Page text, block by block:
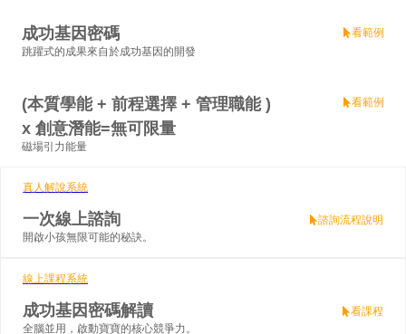
看範例
成功基因密碼
跳躍式的成果來自於成功基因的開發
看範例
(本質學能 + 前程選擇 + 管理職能 )
x 創意潛能=無可限量
磁場引力能量
真人解說系統
諮詢流程說明
一次線上諮詢
開啟小孩無限可能的秘訣。
線上課程系統
看課程
成功基因密碼解讀
全腦並用，啟動寶寶的核心競爭力。